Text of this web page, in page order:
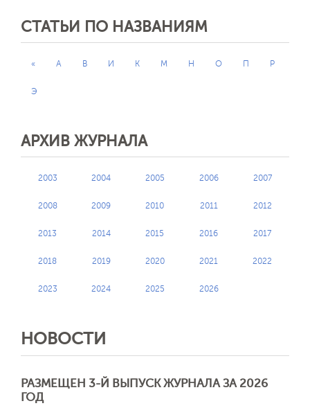
СТАТЬИ ПО НАЗВАНИЯМ
« А В И К М Н О П Р
Э
АРХИВ ЖУРНАЛА
2003 2004 2005 2006 2007
2008 2009 2010 2011 2012
2013 2014 2015 2016 2017
2018 2019 2020 2021 2022
2023 2024 2025 2026
НОВОСТИ
РАЗМЕЩЕН 3-Й ВЫПУСК ЖУРНАЛА ЗА 2026
ГОД